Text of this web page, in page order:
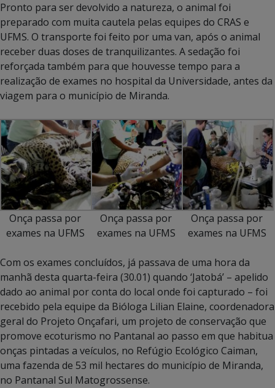
Pronto para ser devolvido a natureza, o animal foi
preparado com muita cautela pelas equipes do CRAS e
UFMS. O transporte foi feito por uma van, após o animal
receber duas doses de tranquilizantes. A sedação foi
reforçada também para que houvesse tempo para a
realização de exames no hospital da Universidade, antes da
viagem para o município de Miranda.
Onça passa por
exames na UFMS
Onça passa por
exames na UFMS
Onça passa por
exames na UFMS
Com os exames concluídos, já passava de uma hora da
manhã desta quarta-feira (30.01) quando ‘Jatobá’ – apelido
dado ao animal por conta do local onde foi capturado – foi
recebido pela equipe da Bióloga Lilian Elaine, coordenadora
geral do Projeto Onçafari, um projeto de conservação que
promove ecoturismo no Pantanal ao passo em que habitua
onças pintadas a veículos, no Refúgio Ecológico Caiman,
uma fazenda de 53 mil hectares do município de Miranda,
no Pantanal Sul Matogrossense.